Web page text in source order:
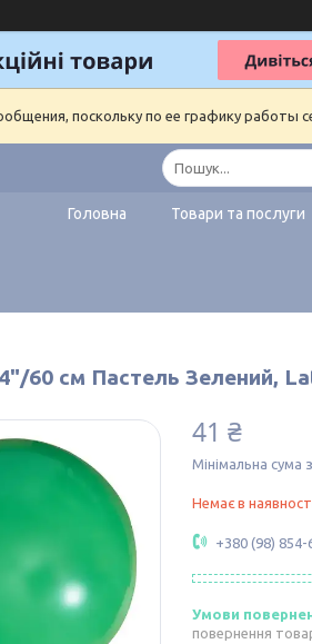
поскольку по ее графику
Головна Товари та послуги
60 см Пастель Зелений,
41 ₴
Мінімальна сума
Немає в
+380 (98) 854-
повернення